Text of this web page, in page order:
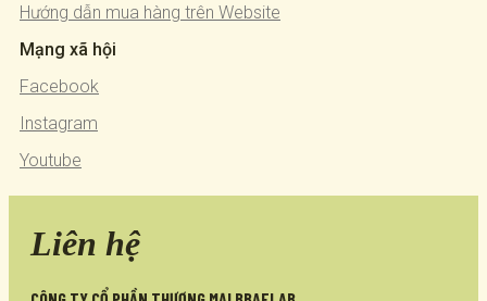
Hướng dẫn mua hàng trên Website
Mạng xã hội
Facebook
Instagram
Youtube
Liên hệ